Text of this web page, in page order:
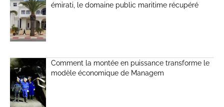
émirati, le domaine public maritime récupéré
Comment la montée en puissance transforme le
modèle économique de Managem